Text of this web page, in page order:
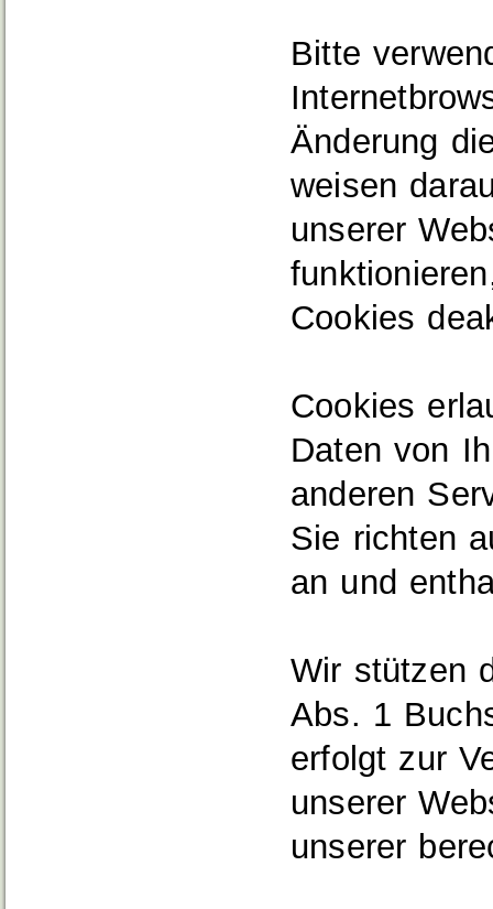
Bitte
Änderung
weisen
unserer
Cookies
Cookies
Daten von
anderen
Sie richten
an und
Wir stützen
Abs. 1
erfolgt zur
unserer
unserer